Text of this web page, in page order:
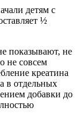
детям с
½
показывают, не
не совсем
креатина
в отдельных
добавки до